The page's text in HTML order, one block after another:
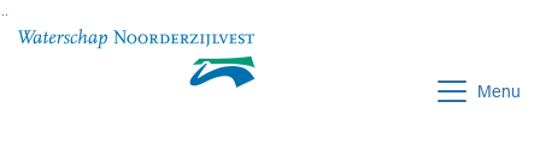
Ga naar de inhoud van deze pagina
Ga naar het zoeken
Ga naar het menu
Menu